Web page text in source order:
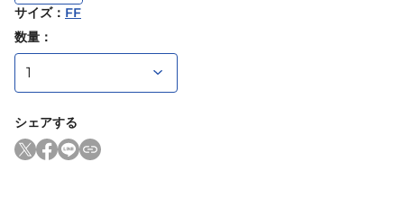
サイズ： FF
数量：
シェアする